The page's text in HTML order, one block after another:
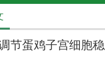
节蛋鸡子宫细胞